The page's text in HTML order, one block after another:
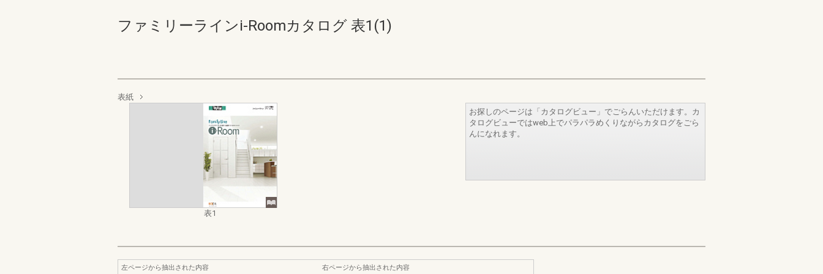
ファミリーラインi-Roomカタログ 表1(1)
表紙
表1
お探しのページは「カタログビュー」でごらんいただけます。カ
タログビューではweb上でパラパラめくりながらカタログをごら
んになれます。
左ページから抽出された内容
右ページから抽出された内容